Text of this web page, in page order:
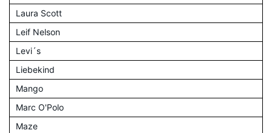
Laura Scott
Leif Nelson
Levi´s
Liebekind
Mango
Marc O'Polo
Maze